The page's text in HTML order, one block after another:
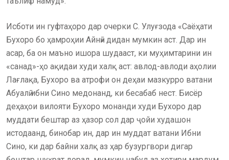
Исботи ин гуфтаҳоро дар очерки С. Улуғзода «Саёҳати
Бухоро бо ҳамроҳии Айнӣ» дидан мумкин аст. Дар ин
асар, ба он маъно ишора шудааст, ки муҳимтарини ин
«санад»-ҳо ақидаи худи халқ аст: авлод-авлоди аҳолии
Лағлақа, Бухоро ва атрофи он деҳаи мазкурро ватани
Абуалӣ ибни Сино медонанд, ки бесабаб нест. Бисёр
деҳаҳои вилояти Бухоро монанди худи Бухоро дар
муддати бештар аз ҳазор сол дар ҷойи худашон
истодаанд, бинобар ин, дар ин муддат ватани Ибни
Сино, ки дар байни халқ аз ҳар бузургвори дигар